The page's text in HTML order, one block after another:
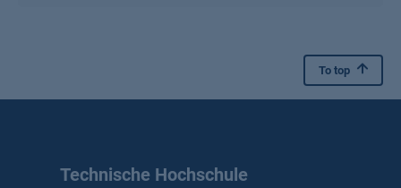
To top
Technische Hochschule